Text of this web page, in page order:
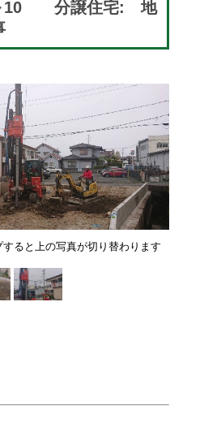
10 分譲住宅: 地
ると上の写真が切り替わります